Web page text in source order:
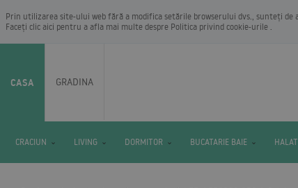
Prin utilizarea site-ului web fără a modifica setările browserului dvs., sunteți
Faceți clic aici pentru a afla mai multe despre Politica privind cookie-urile .
CASA GRADINA
CRACIUN LIVING DORMITOR BUCATARIE BAIE